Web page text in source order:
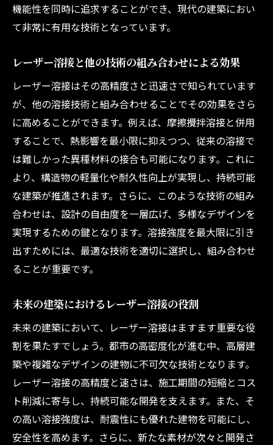
機能性を同時に追求することができ、現代の建築におい
て非常に有用な技術となっています。
レーザー溶接と他の技術の組み合わせによる効果
レーザー溶接はその高精度さと迅速さで知られています
が、他の溶接技術と組み合わせることでその効果をさら
に高めることができます。例えば、摩擦攪拌溶接と併用
することで、熱影響を最小限に抑えつつ、従来の溶接で
は難しかった異種材料の接合も可能になります。これに
より、構造物の軽量化や耐久性向上が実現し、持続可能
な建築が推進されます。さらに、このような技術の組み
合わせは、設計の自由度を一層広げ、多様なデザインを
実現するための鍵となります。溶接強度を最大限に引き
出すためには、最適な技術を適切に選択し、組み合わせ
ることが重要です。
未来の建築におけるレーザー溶接の役割
未来の建築において、レーザー溶接はますます重要な役
割を果たすでしょう。都市の高密度化が進む中、高層建
築や複雑なデザインの建物に不可欠な技術となります。
レーザー溶接の高精度と速さは、施工期間の短縮とコス
ト削減に寄与し、持続可能な開発を支えます。また、そ
の高い溶接強度は、耐震性にも優れた建物を可能にし、
安全性を高めます。さらに、新たな素材が次々と開発さ